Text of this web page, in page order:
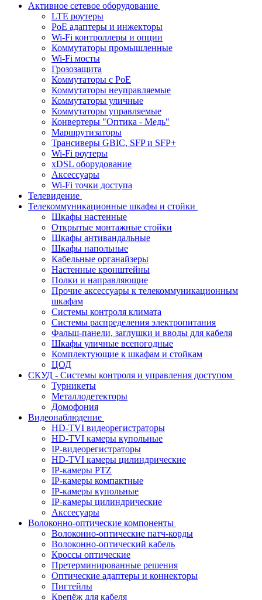
Активное сетевое оборудование
LTE роутеры
PoE адаптеры и инжекторы
Wi-Fi контроллеры и опции
Коммутаторы промышленные
Wi-Fi мосты
Грозозащита
Коммутаторы c PoE
Коммутаторы неуправляемые
Коммутаторы уличные
Коммутаторы управляемые
Конвертеры "Оптика - Медь"
Маршрутизаторы
Трансиверы GBIC, SFP и SFP+
Wi-Fi роутеры
xDSL оборудование
Аксессуары
Wi-Fi точки доступа
Телевидение
Телекоммуникационные шкафы и стойки
Шкафы настенные
Открытые монтажные стойки
Шкафы антивандальные
Шкафы напольные
Кабельные органайзеры
Настенные кронштейны
Полки и направляющие
Прочие аксессуары к телекоммуникационным
шкафам
Системы контроля климата
Системы распределения электропитания
Фальш-панели, заглушки и вводы для кабеля
Шкафы уличные всепогодные
Комплектующие к шкафам и стойкам
ЦОД
СКУД - Системы контроля и управления доступом
Турникеты
Металлодетекторы
Домофония
Видеонаблюдение
HD-TVI видеорегистраторы
HD-TVI камеры купольные
IP-видеорегистраторы
HD-TVI камеры цилиндрические
IP-камеры PTZ
IP-камеры компактные
IP-камеры купольные
IP-камеры цилиндрические
Акссесуары
Волоконно-оптические компоненты
Волоконно-оптические патч-корды
Волоконно-оптический кабель
Кроссы оптические
Претерминированные решения
Оптические адаптеры и коннекторы
Пигтейлы
Крепёж для кабеля